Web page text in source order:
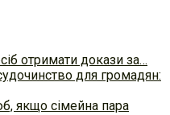
отримати докази за…
для громадян:
якщо сімейна пара